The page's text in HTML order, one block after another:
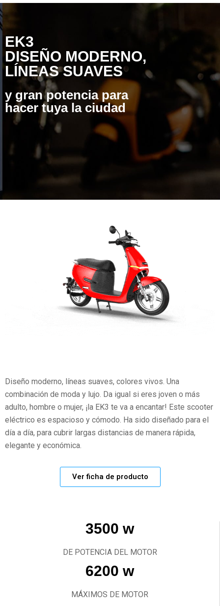
EK3
DISEÑO MODERNO,
LÍNEAS SUAVES
y gran potencia para
hacer tuya la ciudad
Diseño moderno, líneas suaves, colores vivos. Una
combinación de moda y lujo. Da igual si eres joven o más
adulto, hombre o mujer, ¡la EK3 te va a encantar! Este scooter
eléctrico es espacioso y cómodo. Ha sido diseñado para el
día a día, para cubrir largas distancias de manera rápida,
elegante y económica.
Ver ficha de producto
3500 w
DE POTENCIA DEL MOTOR
6200 w
MÁXIMOS DE MOTOR